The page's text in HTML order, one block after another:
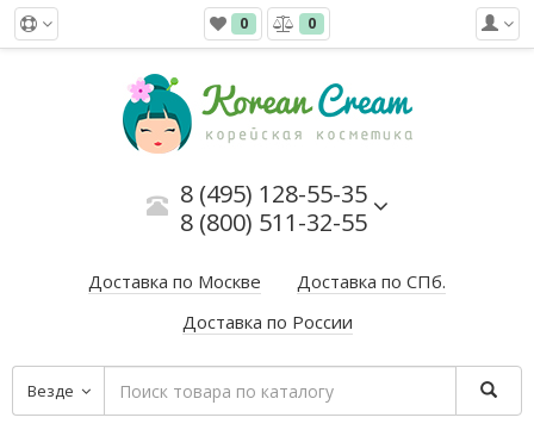
0 0
8 (495) 128-55-35
8 (800) 511-32-55
Доставка по Москве
Доставка по СПб.
Доставка по России
Везде